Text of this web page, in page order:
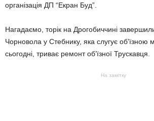
організація ДП “Екран Буд”.
Нагадаємо, торік на Дрогобиччині
Чорновола у Стебнику, яка слугує об’їзною
сьогодні, триває ремонт об’їзної Трускавця.
На замітку